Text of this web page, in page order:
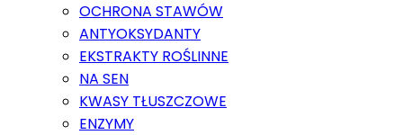
OCHRONA STAWÓW
ANTYOKSYDANTY
EKSTRAKTY ROŚLINNE
NA SEN
KWASY TŁUSZCZOWE
ENZYMY